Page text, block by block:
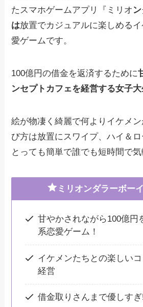
たスマホゲームアプリ『ミリオ
は放置でカジュアルに楽しめる
愛ゲームです。
100億円の借金を返済するために
ンセプトカフェを経営する女子大
絵が物凄く綺麗で何よりイケメ
び方は放置にスワイプ、ハイ＆
とっても簡単で誰でも短時間で気
ミリオンダラーボー
甘やかされながら100億円
系恋愛ゲーム！
イケメンたちとの楽しい
経営
借金取りさんまで優しす